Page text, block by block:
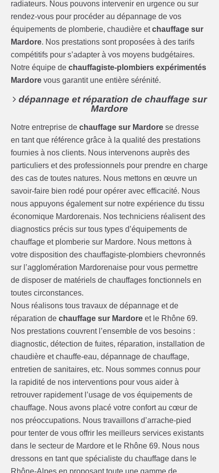
radiateurs. Nous pouvons intervenir en urgence ou sur
rendez-vous pour procéder au dépannage de vos
équipements de plomberie, chaudière etchauffage sur
Mardore. Nos prestations sont proposées à des tarifs
compétitifs pour s’adapter à vos moyens budgétaires.
Notre équipe dechauffagiste-plombiers expérimentés
Mardore vous garantit une entière sérénité.
dépannage et réparation de chauffage sur
Mardore
Notre entreprise dechauffage sur Mardore se dresse
en tant que référence grâce à la qualité des prestations
fournies à nos clients. Nous intervenons auprès des
particuliers et des professionnels pour prendre en charge
des cas de toutes natures. Nous mettons en œuvre un
savoir-faire bien rodé pour opérer avec efficacité. Nous
nous appuyons également sur notre expérience du tissu
économique Mardorenais. Nos techniciens réalisent des
diagnostics précis sur tous types d’équipements de
chauffage et plomberie sur Mardore. Nous mettons à
votre disposition des chauffagiste-plombiers chevronnés
sur l’agglomération Mardorenaise pour vous permettre
de disposer de matériels de chauffages fonctionnels en
toutes circonstances.
Nous réalisons tous travaux de dépannage et de
réparation dechauffage sur Mardore et le Rhône 69.
Nos prestations couvrent l’ensemble de vos besoins :
diagnostic, détection de fuites, réparation, installation de
chaudière et chauffe-eau, dépannage de chauffage,
entretien de sanitaires, etc. Nous sommes connus pour
la rapidité de nos interventions pour vous aider à
retrouver rapidement l’usage de vos équipements de
chauffage. Nous avons placé votre confort au cœur de
nos préoccupations. Nous travaillons d’arrache-pied
pour tenter de vous offrir les meilleurs services existants
dans le secteur de Mardore et le Rhône 69. Nous nous
dressons en tant que spécialiste du chauffage dans le